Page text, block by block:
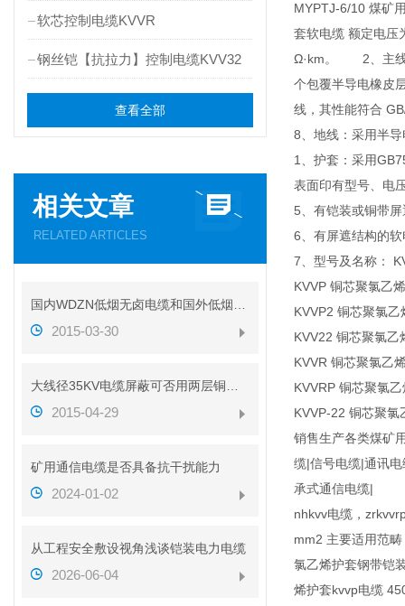
软芯控制电缆KVVR
钢丝铠【抗拉力】控制电缆KVV32
查看全部
相关文章
RELATED ARTICLES
2015-03-30
2015-04-29
矿用通信电缆是否具备抗干扰能力
2024-01-02
从工程安全敷设视角浅谈铠装电力电缆
2026-06-04
MYPTJ-6/10 煤矿
套软电缆 额定电
Ω·km。 2、主线
个包覆半导电橡皮
线，其性能符合
8、地线：采用半
1、护套：采用
表面印有型号、电
5、有铠装或铜带
6、有屏遮结构的
7、型号及名称：
KVVP 铜芯聚氯乙
KVVP2 铜芯聚氯
KVV22 铜芯聚氯
KVVR 铜芯聚氯乙
KVVRP 铜芯聚氯
KVVP-22 铜芯聚
销售生产各类煤矿
缆|信号电缆|通讯
承式通信电缆|
nhkvv电缆，
mm2 主要适用范
氯乙烯护套钢带铠
烯护套kvvp电缆